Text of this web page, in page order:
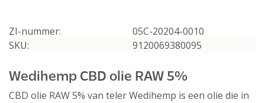
ZI-nummer:
05C-20204-0010
SKU:
9120069380095
Wedihemp CBD olie RAW 5%
CBD olie RAW 5% van teler Wedihemp is een olie die in